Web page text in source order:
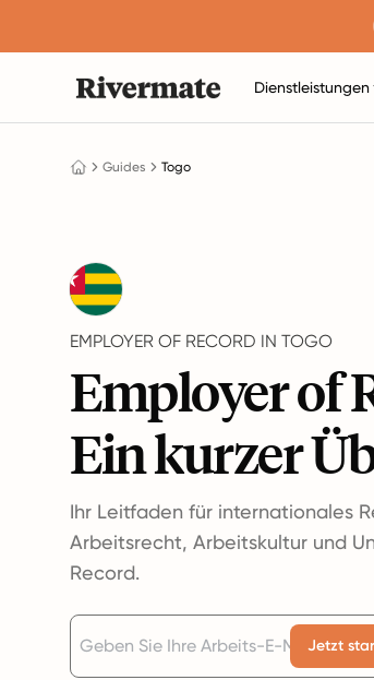
Dienstleistungen
Guides Togo
EMPLOYER OF RECORD IN TOGO
Employer of
Ein kurzer
Ihr Leitfaden für internationales
Arbeitsrecht, Arbeitskultur und
Record.
Jetzt